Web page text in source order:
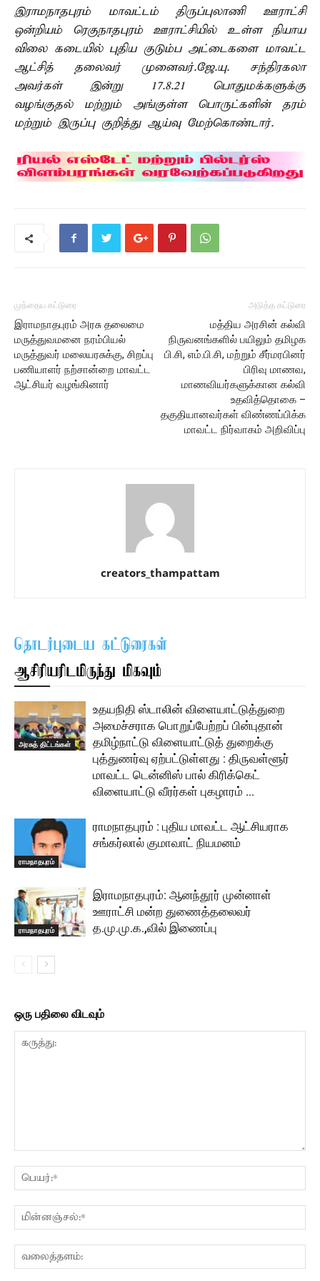
இராமநாதபுரம் மாவட்டம் திருப்புலாணி ஊராட்சி
ஒன்றியம் ரெகுநாதபுரம் ஊராட்சியில் உள்ள நியாய
விலை கடையில் புதிய குடும்ப அட்டைகளை மாவட்ட
ஆட்சித் தலைவர் முனைவர்.ஜே.யு. சந்திரகலா
அவர்கள் இன்று 17.8.21 பொதுமக்களுக்கு
வழங்குதல் மற்றும் அங்குள்ள பொருட்களின் தரம்
மற்றும் இருப்பு குறித்து ஆய்வு மேற்கொண்டார்.
முந்தைய கட்டுரை
இராமநாதபுரம் அரசு தலைமை
மருத்துவமனை நரம்பியல்
மருத்துவர் மலையரசுக்கு, சிறப்பு
பணியாளர் நற்சான்றை மாவட்ட
ஆட்சியர் வழங்கினார்
அடுத்த கட்டுரை
மத்திய அரசின் கல்வி
நிருவனங்களில் பயிலும் தமிழக
பி.சி, எம்.பி.சி, மற்றும் சீர்மரபினர்
பிரிவு மாணவ,
மாணவியர்களுக்கான கல்வி
உதவித்தொகை –
தகுதியானவர்கள் விண்ணப்பிக்க
மாவட்ட நிர்வாகம் அறிவிப்பு
creators_thampattam
தொடர்புடைய கட்டுரைகள்
ஆசிரியரிடமிருந்து மிகவும்
அரசுத் திட்டங்கள்
உதயநிதி ஸ்டாலின் விளையாட்டுத்துறை
அமைச்சராக பொறுப்பேற்றப் பின்புதான்
தமிழ்நாட்டு விளையாட்டுத் துறைக்கு
புத்துணர்வு ஏற்பட்டுள்ளது : திருவள்ளூர்
மாவட்ட டென்னிஸ் பால் கிரிக்கெட்
விளையாட்டு வீரர்கள் புகழாரம் …
ராமநாதபுரம்
ராமநாதபுரம் : புதிய மாவட்ட ஆட்சியராக
சங்கர்லால் குமாவாட் நியமனம்
ராமநாதபுரம்
இராமநாதபுரம்: ஆனந்தூர் முன்னாள்
ஊராட்சி மன்ற துணைத்தலைவர்
த.மு.மு.க.,வில் இணைப்பு
ஒரு பதிலை விடவும்